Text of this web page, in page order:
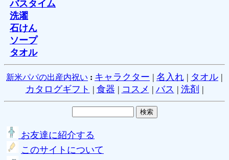
バスタイム
洗濯
石けん
ソープ
タオル
新米パパの出産内祝い : キャラクター | 名入れ | タオル |
カタログギフト | 食器 | コスメ | バス | 洗剤 |
お友達に紹介する
このサイトについて